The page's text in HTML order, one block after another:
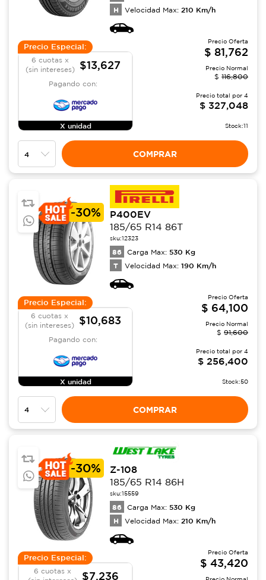
H Velocidad Max: 210 Km/h
Precio Especial:
6 cuotas x
(sin intereses)
$13,627
Pagando con:
X unidad
Precio Oferta
$ 81,762
Precio Normal
$ 116,800
Precio total por 4
$ 327,048
Stock:11
COMPRAR
-30%
P400EV
185/65 R14 86T
sku:12323
86 Carga Max: 530 Kg
T Velocidad Max: 190 Km/h
Precio Especial:
6 cuotas x
(sin intereses)
$10,683
Pagando con:
X unidad
Precio Oferta
$ 64,100
Precio Normal
$ 91,600
Precio total por 4
$ 256,400
Stock:50
COMPRAR
-30%
Z-108
185/65 R14 86H
sku:15559
86 Carga Max: 530 Kg
H Velocidad Max: 210 Km/h
Precio Especial:
6 cuotas x
$7,236
Precio Oferta
$ 43,420